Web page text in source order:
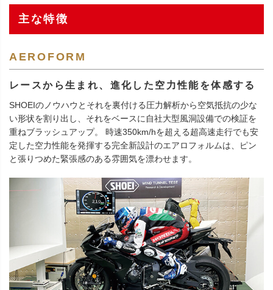
主な特徴
AEROFORM
レースから生まれ、進化した空力性能を体感する
SHOEIのノウハウとそれを裏付ける圧力解析から空気抵抗の少な
い形状を割り出し、それをベースに自社大型風洞設備での検証を
重ねブラッシュアップ。 時速350km/hを超える超高速走行でも安
定した空力性能を発揮する完全新設計のエアロフォルムは、ピン
と張りつめた緊張感のある雰囲気を漂わせます。